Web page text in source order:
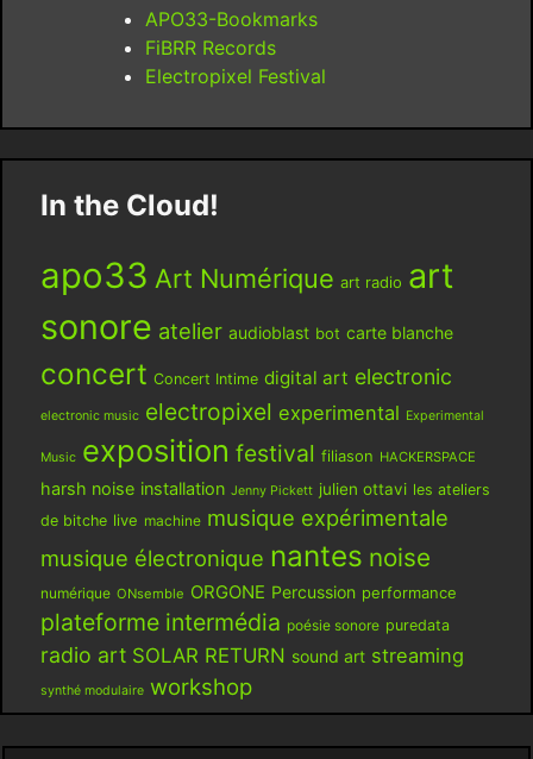
APO33-Bookmarks
FiBRR Records
Electropixel Festival
In the Cloud!
apo33 Art Numérique art radio art
sonore atelier audioblast bot carte blanche
concert Concert Intime digital art electronic
electronic music electropixel experimental Experimental
Music exposition festival filiason HACKERSPACE
harsh noise installation Jenny Pickett julien ottavi les ateliers
de bitche live machine musique expérimentale
musique électronique nantes noise
numérique ONsemble ORGONE Percussion performance
plateforme intermédia poésie sonore puredata
radio art SOLAR RETURN sound art streaming
synthé modulaire workshop